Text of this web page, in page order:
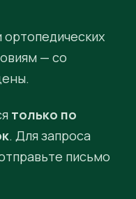
— со
только по
. Для запроса
письмо